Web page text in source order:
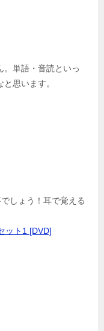
。単語・音読といっ
思います。
しょう！耳で覚える
ット1 [DVD]